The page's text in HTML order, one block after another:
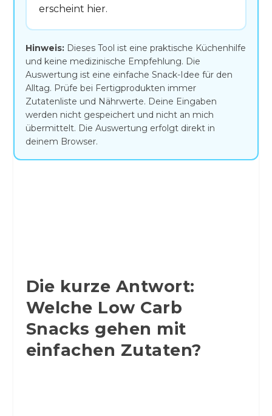
erscheint hier.
Hinweis: Dieses Tool ist eine praktische Küchenhilfe
und keine medizinische Empfehlung. Die
Auswertung ist eine einfache Snack-Idee für den
Alltag. Prüfe bei Fertigprodukten immer
Zutatenliste und Nährwerte. Deine Eingaben
werden nicht gespeichert und nicht an mich
übermittelt. Die Auswertung erfolgt direkt in
deinem Browser.
Die kurze Antwort:
Welche Low Carb
Snacks gehen mit
einfachen Zutaten?